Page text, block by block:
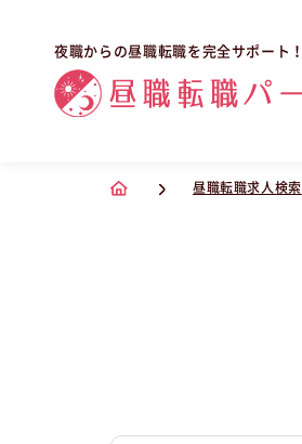
夜職からの昼職転職を完全サポート！
昼職転職求人検索